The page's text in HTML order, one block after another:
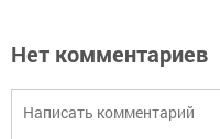
Нет комментариев